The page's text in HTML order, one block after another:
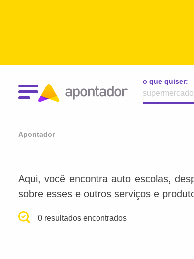
o que quiser:
Apontador
Aqui, você encontra auto escolas,
sobre esses e outros serviços e
0 resultados encontrados